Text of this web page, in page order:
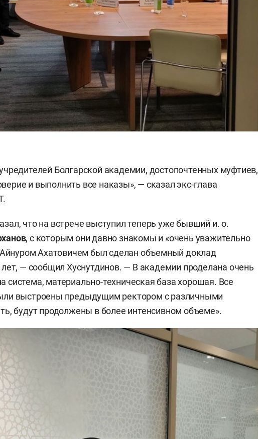
Болгарской академии, достопочтенных муфтиев,
и выполнить все наказы», — сказал экс-глава
что на встрече выступил теперь уже бывший и. о.
, с которым они давно знакомы и «очень уважительно
Ахатовичем был сделан объемный доклад
— сообщил Хуснутдинов. — В академии проделана очень
система, материально-техническая база хорошая. Все
выстроены предыдущим ректором с различными
будут продолжены в более интенсивном объеме».